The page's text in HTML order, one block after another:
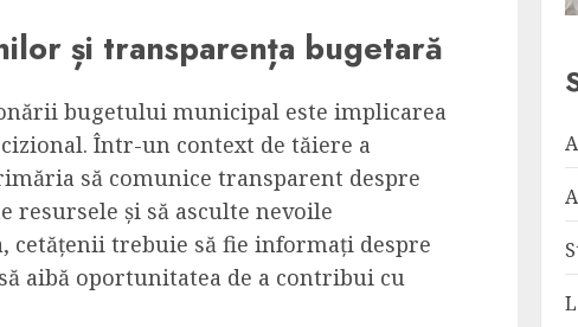
și transparența bugetară
bugetului municipal este implicarea
Într-un context de tăiere a
să comunice transparent despre
resursele și să asculte nevoile
cetățenii trebuie să fie informați despre
aibă oportunitatea de a contribui cu